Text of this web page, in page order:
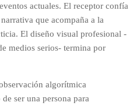
actuales. El receptor confía
que acompaña a la
El diseño visual profesional -
medios serios- termina por
algorítmica
ser una persona para